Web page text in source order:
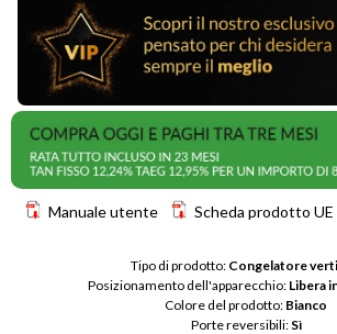
Manuale utente Scheda prodotto UE
Tipo di prodotto: Congelatore
Posizionamento dell'apparecchio: Libera
Colore del prodotto: Bianco
Porte reversibili: Sì